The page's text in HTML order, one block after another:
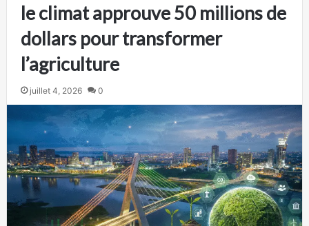
le climat approuve 50 millions de
dollars pour transformer
l’agriculture
juillet 4, 2026 0